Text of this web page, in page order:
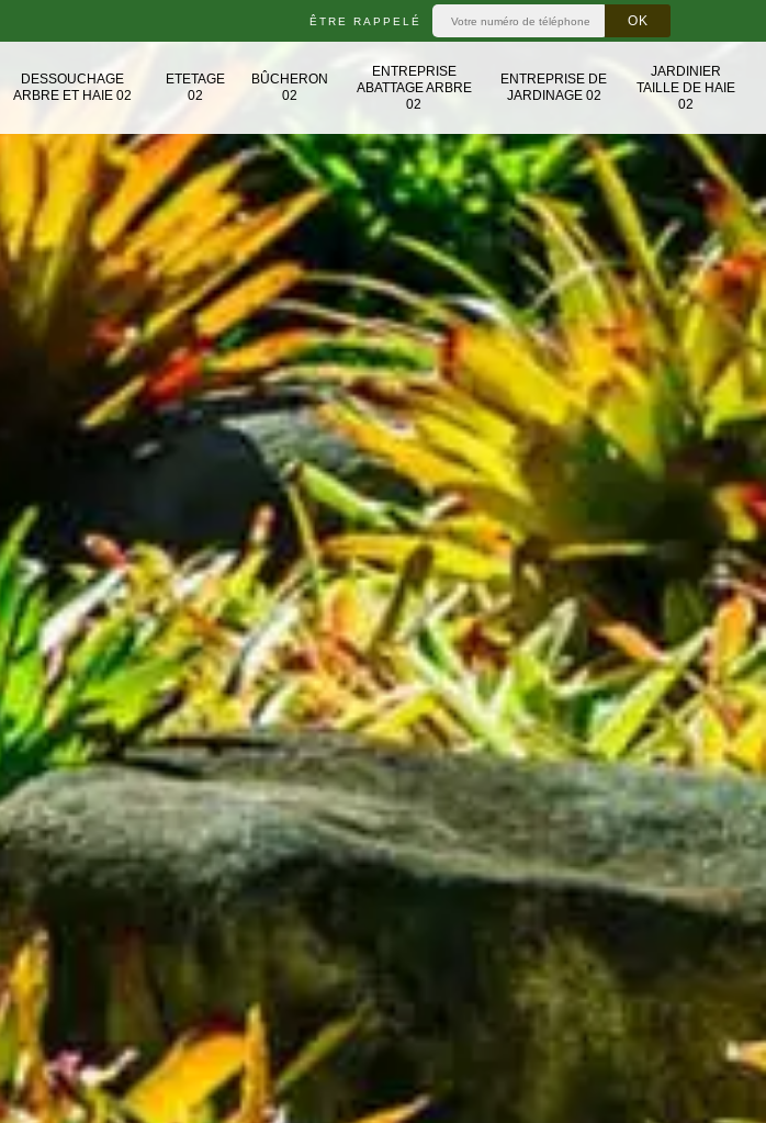
ÊTRE RAPPELÉ
DESSOUCHAGE
ARBRE ET HAIE 02
ETETAGE
02
BÛCHERON
02
ENTREPRISE
ABATTAGE ARBRE
02
ENTREPRISE DE
JARDINAGE 02
JARDINIER
TAILLE DE HAIE
02